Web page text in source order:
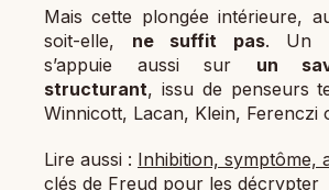
Mais cette plongée intérieure,
soit-elle, ne suffit pas. Un
s’appuie aussi sur un
structurant, issu de penseurs
Winnicott, Lacan, Klein, Ferenczi
Lire aussi : Inhibition, symptôme,
clés de Freud pour les décrypter